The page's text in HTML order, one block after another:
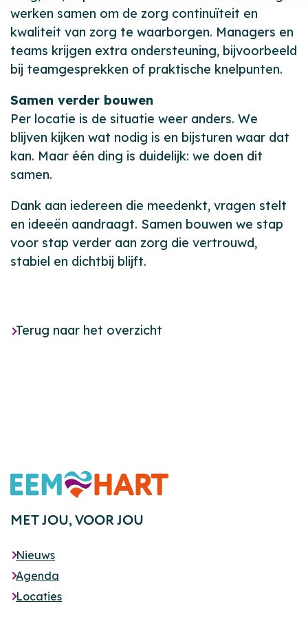
werken samen om de zorg continuïteit en
kwaliteit van zorg te waarborgen. Managers en
teams krijgen extra ondersteuning, bijvoorbeeld
bij teamgesprekken of praktische knelpunten.
Samen verder bouwen
Per locatie is de situatie weer anders. We
blijven kijken wat nodig is en bijsturen waar dat
kan. Maar één ding is duidelijk: we doen dit
samen.
Dank aan iedereen die meedenkt, vragen stelt
en ideeën aandraagt. Samen bouwen we stap
voor stap verder aan zorg die vertrouwd,
stabiel en dichtbij blijft.
Terug naar het overzicht
Footer
MET JOU,VOOR JOU
Nieuws
Agenda
Locaties